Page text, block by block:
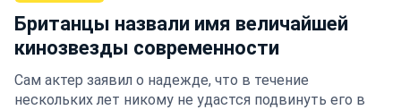
Британцы назвали имя величайшей
кинозвезды современности
Сам актер заявил о надежде, что в течение
нескольких лет никому не удастся подвинуть его в